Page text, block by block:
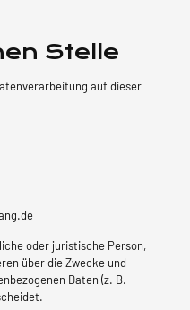
Stelle
auf dieser
oder juristische Person,
über die Zwecke und
Daten (z. B.